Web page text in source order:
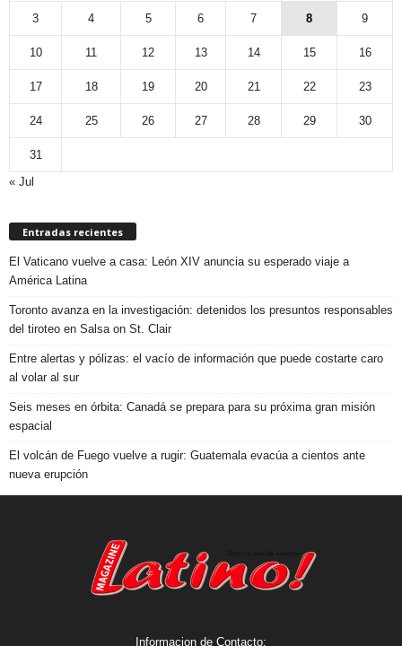
3 4 5 6 7 8 9
10 11 12 13 14 15 16
17 18 19 20 21 22 23
24 25 26 27 28 29 30
31
« Jul
Entradas recientes
El Vaticano vuelve a casa: León XIV anuncia su esperado viaje a
América Latina
Toronto avanza en la investigación: detenidos los presuntos responsables
del tiroteo en Salsa on St. Clair
Entre alertas y pólizas: el vacío de información que puede costarte caro
al volar al sur
Seis meses en órbita: Canadá se prepara para su próxima gran misión
espacial
El volcán de Fuego vuelve a rugir: Guatemala evacúa a cientos ante
nueva erupción
Informacion de Contacto: